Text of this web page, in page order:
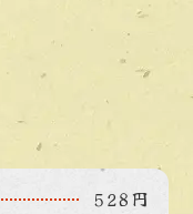
528円